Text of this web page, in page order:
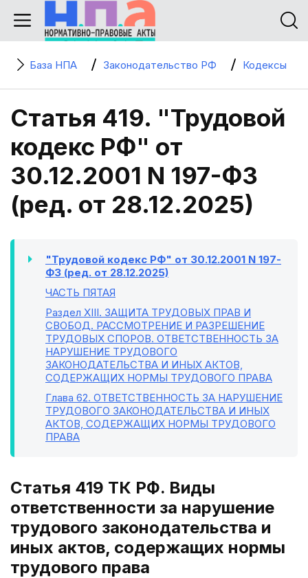
База НПА Законодательство РФ Кодексы
Статья 419. "Трудовой
кодекс РФ" от
30.12.2001 N 197-ФЗ
(ред. от 28.12.2025)
"Трудовой кодекс РФ" от 30.12.2001 N 197-
ФЗ (ред. от 28.12.2025)
ЧАСТЬ ПЯТАЯ
Раздел XIII. ЗАЩИТА ТРУДОВЫХ ПРАВ И
СВОБОД. РАССМОТРЕНИЕ И РАЗРЕШЕНИЕ
ТРУДОВЫХ СПОРОВ. ОТВЕТСТВЕННОСТЬ ЗА
НАРУШЕНИЕ ТРУДОВОГО
ЗАКОНОДАТЕЛЬСТВА И ИНЫХ АКТОВ,
СОДЕРЖАЩИХ НОРМЫ ТРУДОВОГО ПРАВА
Глава 62. ОТВЕТСТВЕННОСТЬ ЗА НАРУШЕНИЕ
ТРУДОВОГО ЗАКОНОДАТЕЛЬСТВА И ИНЫХ
АКТОВ, СОДЕРЖАЩИХ НОРМЫ ТРУДОВОГО
ПРАВА
Статья 419 ТК РФ. Виды
ответственности за нарушение
трудового законодательства и
иных актов, содержащих нормы
трудового права